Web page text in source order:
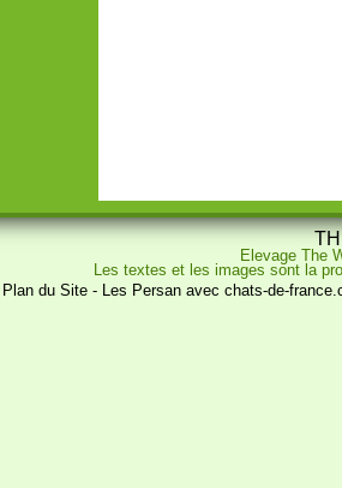
Elevage The
Les textes et les images sont la
Plan du Site- Les Persan avec chats-de-